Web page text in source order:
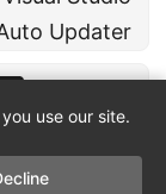
Updater
use our site.